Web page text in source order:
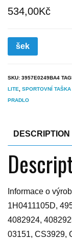
534,00Kč
šek
SKU: 3957E0249BA4
LITE
SPORTOVNÍ
PRADLO
DESCRIPTION
Informace o
1H0411105D,
4082924,
03151, CS3929,